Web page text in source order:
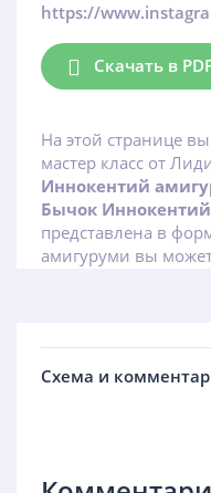
https://
Скачать в
На этой странице
мастер класс от
Иннокентий
Бычок
представлена в
амигуруми вы
Схема и